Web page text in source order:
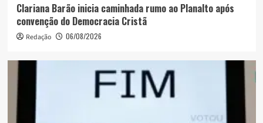
Clariana Barão inicia caminhada rumo ao Planalto após
convenção do Democracia Cristã
Redação 06/08/2026